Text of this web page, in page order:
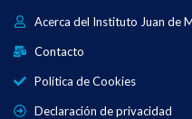
Acerca del Instituto Juan de
Contacto
Política de Cookies
Declaración de privacidad